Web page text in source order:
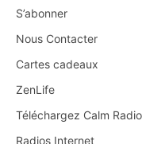
S’abonner
Nous Contacter
Cartes cadeaux
ZenLife
Téléchargez Calm Radio
Radios Internet